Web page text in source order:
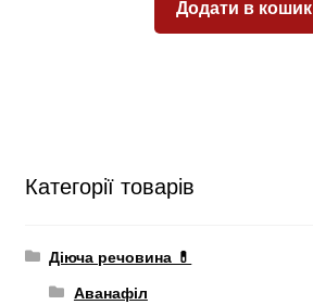
Додати в кошик
Категорії товарів
Діюча речовина 💊
Аванафіл